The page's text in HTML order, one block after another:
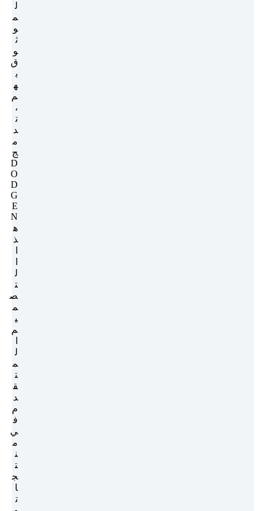
ل
م
و
ث
و
ق
ب
ه
م
،
ت
د
م
ج
D
O
D
G
E
N
ه
ذ
ل
ت
ص
م
ي
م
ل
م
ت
ق
د
م
ف
ي
م
ن
ت
ج
ا
ت